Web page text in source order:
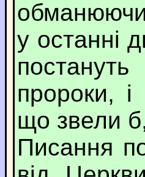
у останні
пророки,
що звели
Писання